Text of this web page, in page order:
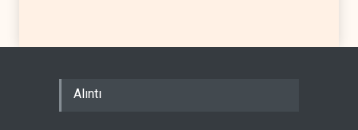
Alıntı